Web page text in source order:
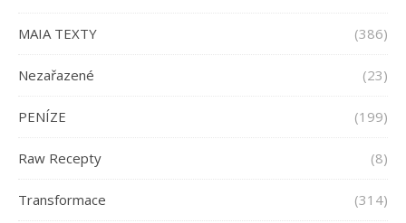
MAIA TEXTY (386)
Nezařazené (23)
PENÍZE (199)
Raw Recepty (8)
Transformace (314)